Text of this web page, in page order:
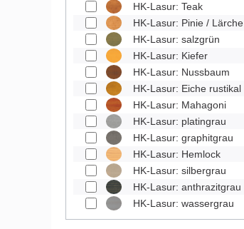
HK-Lasur: Teak
HK-Lasur: Pinie / Lärche
HK-Lasur: salzgrün
HK-Lasur: Kiefer
HK-Lasur: Nussbaum
HK-Lasur: Eiche rustikal
HK-Lasur: Mahagoni
HK-Lasur: platingrau
HK-Lasur: graphitgrau
HK-Lasur: Hemlock
HK-Lasur: silbergrau
HK-Lasur: anthrazitgrau
HK-Lasur: wassergrau